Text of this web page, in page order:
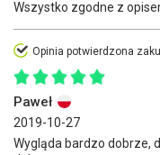
Wszystko zgodne z
Opinia potwierdzona
Paweł
2019-10-27
Wygląda bardzo dobrze,